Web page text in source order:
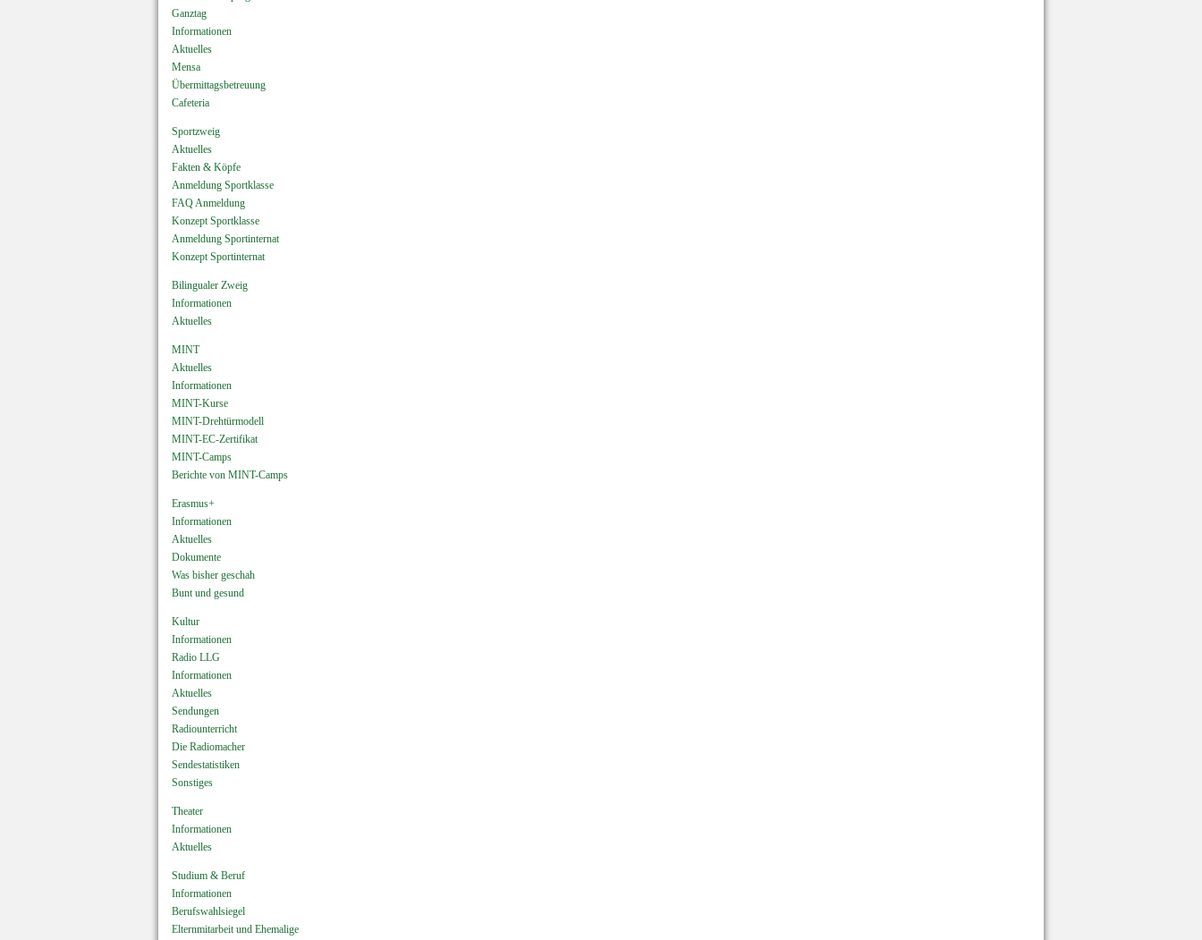
Ganztag
Informationen
Aktuelles
Mensa
Übermittagsbetreuung
Cafeteria
Sportzweig
Aktuelles
Fakten & Köpfe
Anmeldung Sportklasse
FAQ Anmeldung
Konzept Sportklasse
Anmeldung Sportinternat
Konzept Sportinternat
Bilingualer Zweig
Informationen
Aktuelles
MINT
Aktuelles
Informationen
MINT-Kurse
MINT-Drehtürmodell
MINT-EC-Zertifikat
MINT-Camps
Berichte von MINT-Camps
Erasmus+
Informationen
Aktuelles
Dokumente
Was bisher geschah
Bunt und gesund
Kultur
Informationen
Radio LLG
Informationen
Aktuelles
Sendungen
Radiounterricht
Die Radiomacher
Sendestatistiken
Sonstiges
Theater
Informationen
Aktuelles
Studium & Beruf
Informationen
Berufswahlsiegel
Elternmitarbeit und Ehemalige